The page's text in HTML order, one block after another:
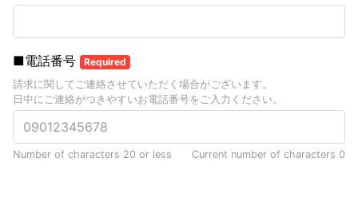
■電話番号 Required
請求に関してご連絡させていただく場合がございます。
日中にご連絡がつきやすいお電話番号をご入力ください。
Number of characters 20 or less Current number of characters 0